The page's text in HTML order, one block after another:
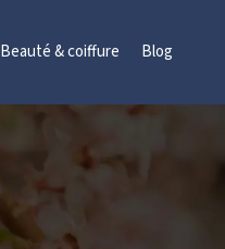
Beauté & coiffure Blog